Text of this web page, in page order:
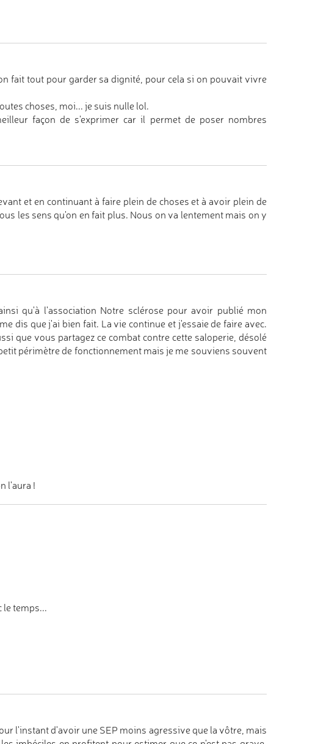
fait tout pour garder sa dignité, pour cela si on pouvait vivre
choses, moi... je suis nulle lol.
façon de s'exprimer car il permet de poser nombres
et en continuant à faire plein de choses et à avoir plein de
les sens qu'on en fait plus. Nous on va lentement mais on y
qu'à l'association Notre sclérose pour avoir publié mon
dis que j'ai bien fait. La vie continue et j'essaie de faire avec.
que vous partagez ce combat contre cette saloperie, désolé
périmètre de fonctionnement mais je me souviens souvent
l'aura !
le temps...
l'instant d'avoir une SEP moins agressive que la vôtre, mais